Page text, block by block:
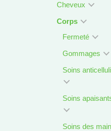
Cheveux
Corps
Fermeté
Gommages
Soins
Soins
Soins des